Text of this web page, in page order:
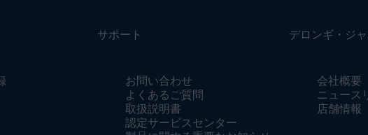
サポート
お問い合わせ
よくあるご質問
取扱説明書
認定サービスセンター
デロンギ・ジ
会社概要
ニュース
店舗情報